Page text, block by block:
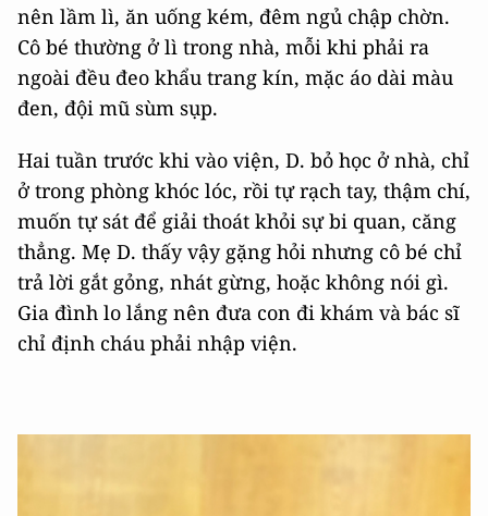
nên lầm lì, ăn uống kém, đêm ngủ chập chờn.
Cô bé thường ở lì trong nhà, mỗi khi phải ra
ngoài đều đeo khẩu trang kín, mặc áo dài màu
đen, đội mũ sùm sụp.
Hai tuần trước khi vào viện, D. bỏ học ở nhà, chỉ
ở trong phòng khóc lóc, rồi tự rạch tay, thậm chí,
muốn tự sát để giải thoát khỏi sự bi quan, căng
thẳng. Mẹ D. thấy vậy gặng hỏi nhưng cô bé chỉ
trả lời gắt gỏng, nhát gừng, hoặc không nói gì.
Gia đình lo lắng nên đưa con đi khám và bác sĩ
chỉ định cháu phải nhập viện.